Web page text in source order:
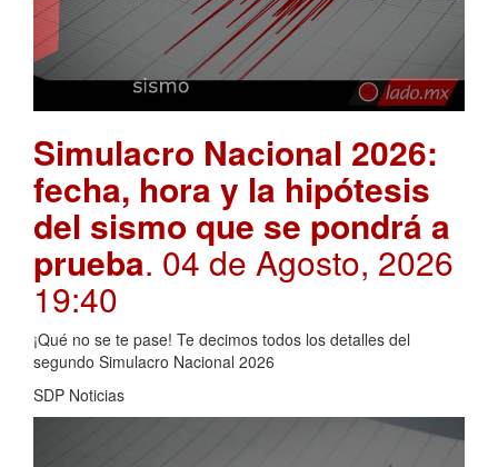
Simulacro Nacional 2026:
fecha, hora y la hipótesis
del sismo que se pondrá a
prueba. 04 de Agosto, 2026
19:40
¡Qué no se te pase! Te decimos todos los detalles del
segundo Simulacro Nacional 2026
SDP Noticias